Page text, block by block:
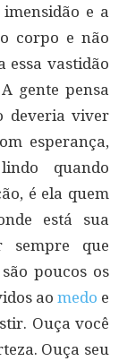
e a
corpo e não
essa vastidão
gente pensa
deveria viver
esperança,
quando
é ela quem
está sua
sempre que
poucos os
ao medo e
Ouça você
Ouça seu